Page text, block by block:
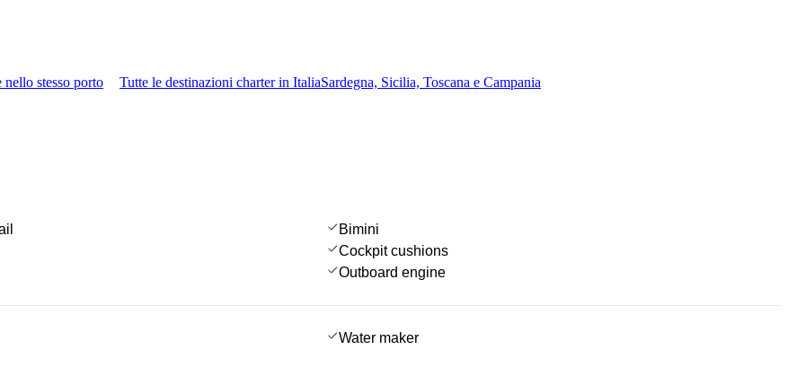
stesso porto Tutte le destinazioni charter in ItaliaSardegna, Sicilia, Toscana e Campania
Bimini
Cockpit cushions
Outboard engine
Water maker